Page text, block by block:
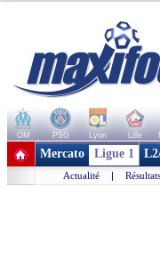
OM PSG Lyon Lille
+ de clubs
Mercato Ligue 1
Actualité |